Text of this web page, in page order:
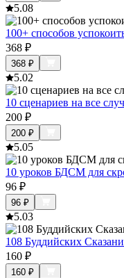
5.08
100+ способов
368 ₽
368 ₽
5.02
10 сценариев на все
200 ₽
200 ₽
5.05
10 уроков БДСМ для
96 ₽
96 ₽
5.03
108 Буддийских
160 ₽
160 ₽